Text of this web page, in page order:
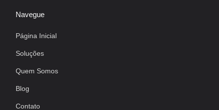
Navegue
Página Inicial
Soluções
Quem Somos
Blog
Contato